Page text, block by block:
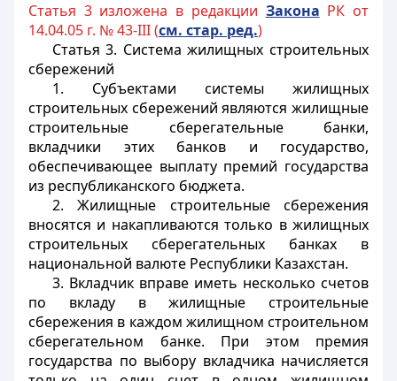
Статья 3 изложена в редакции Закона РК от
14.04.05 г. № 43-III (см. стар. ред.)
Статья 3. Система жилищных строительных
сбережений
1. Субъектами системы жилищных
строительных сбережений являются жилищные
строительные сберегательные банки,
вкладчики этих банков и государство,
обеспечивающее выплату премий государства
из республиканского бюджета.
2. Жилищные строительные сбережения
вносятся и накапливаются только в жилищных
строительных сберегательных банках в
национальной валюте Республики Казахстан.
3. Вкладчик вправе иметь несколько счетов
по вкладу в жилищные строительные
сбережения в каждом жилищном строительном
сберегательном банке. При этом премия
государства по выбору вкладчика начисляется